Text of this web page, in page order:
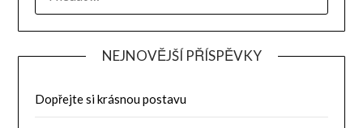
NEJNOVĚJŠÍ PŘÍSPĚVKY
Dopřejte si krásnou postavu